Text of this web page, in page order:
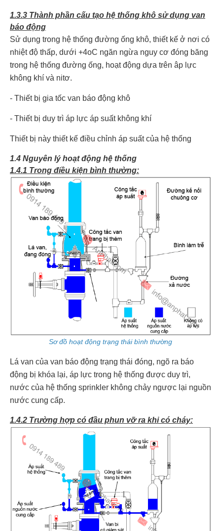
1.3.3 Thành phần cấu tạo hệ thống khô sử dụng van
báo động
Sử dụng trong hệ thống đường ống khô, thiết kế ở nơi có
nhiệt độ thấp, dưới +4oC ngăn ngừa nguy cơ đóng băng
trong hệ thống đường ống, hoạt động dựa trên âp lực
không khí và nitơ.
- Thiết bị gia tốc van báo động khô
- Thiết bị duy trì áp lực áp suất không khí
Thiết bị này thiết kế điều chỉnh áp suất của hệ thống
1.4 Nguyên lý hoạt động hệ thống
1.4.1 Trong điều kiện bình thường:
Sơ đồ hoạt động trạng thái bình thường
Lá van của van báo động trạng thái đóng, ngõ ra báo
động bị khóa lại, áp lực trong hệ thống được duy trì,
nước của hệ thống sprinkler không chảy ngược lại nguồn
nước cung cấp.
1.4.2 Trường hợp có đầu phun vỡ ra khi có cháy: